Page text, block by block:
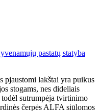
pastatų statyba
pjaustomi lakštai yra puikus
stogams, nes dideliais
sutrumpėja tvirtinimo
čerpės ALFA siūlomos